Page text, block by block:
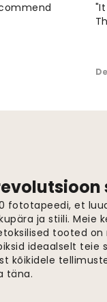
fototapeedi, et
ja stiili. Meie
tooted
ideaalselt teie
kõikidele
täna.